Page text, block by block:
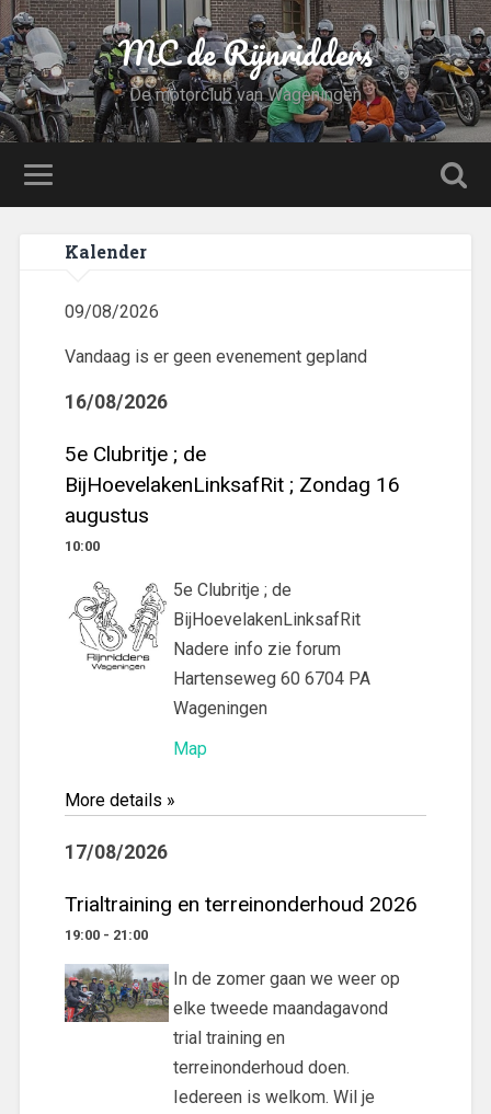
MC de Rijnridders
De motorclub van Wageningen
Kalender
09/08/2026
Vandaag is er geen evenement gepland
16/08/2026
5e Clubritje ; de
BijHoevelakenLinksafRit ; Zondag 16
augustus
10:00
5e Clubritje ; de
BijHoevelakenLinksafRit
Nadere info zie forum
Hartenseweg 60 6704 PA
Wageningen
Map
More details »
17/08/2026
Trialtraining en terreinonderhoud 2026
19:00 - 21:00
In de zomer gaan we weer op
elke tweede maandagavond
trial training en
terreinonderhoud doen.
Iedereen is welkom. Wil je